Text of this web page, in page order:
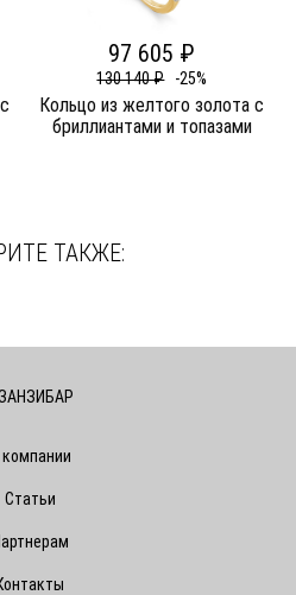
97 605 ₽
130 140 ₽ -25%
Кольцо из желтого золота c
бриллиантами и топазами
ТАКЖЕ:
Статьи